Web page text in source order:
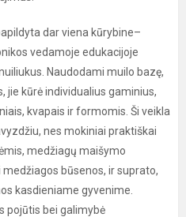
dar viena kūrybine–
vedamoje edukacijoje
Naudodami muilo bazę,
jie kūrė individualius gaminius,
kvapais ir formomis. Ši veikla
nes mokiniai praktiškai
medžiagų maišymo
būsenos, ir suprato,
kasdieniame gyvenime.
pojūtis bei galimybė